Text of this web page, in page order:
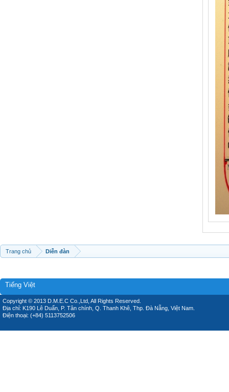
Trang chủ Diễn đàn
Tiếng Việt
Copyright © 2013 D.M.E.C Co.,Ltd, All Rights Reserved.
Địa chỉ: K190 Lê Duẩn, P. Tân chính, Q. Thanh Khê, Thp. Đà Nẵng, Việt Nam.
Điện thoại: (+84) 5113752506